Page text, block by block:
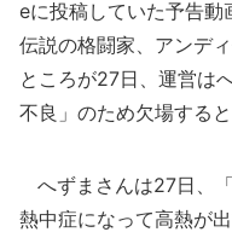
eに投稿していた予告
伝説の格闘家、アンデ
ところが27日、運営は
不良」のため欠場する
へずまさんは27日、
熱中症になって高熱が